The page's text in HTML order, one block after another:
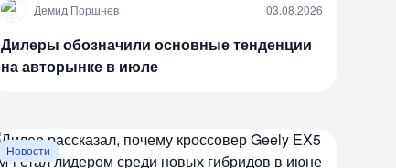
Д Демид Поршнев 03.08.2026
Дилеры обозначили основные тенденции
на авторынке в июле
Новости